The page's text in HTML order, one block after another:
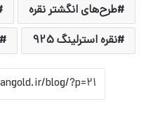
طرح‌های انگشتر نقره
نقره استرلینگ 925